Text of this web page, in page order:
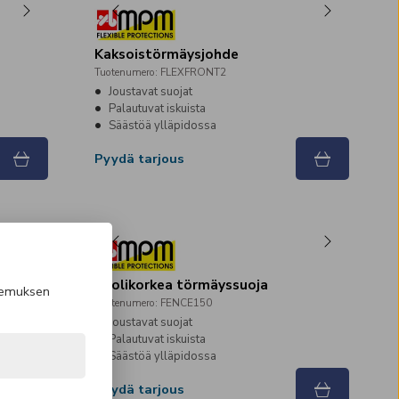
Kaksoistörmäysjohde
Tuotenumero: FLEXFRONT2
Joustavat suojat
Palautuvat iskuista
Säästöä ylläpidossa
Pyydä tarjous
Puolikorkea törmäyssuoja
Tuotenumero: FENCE150
Joustavat suojat
Palautuvat iskuista
Säästöä ylläpidossa
Pyydä tarjous